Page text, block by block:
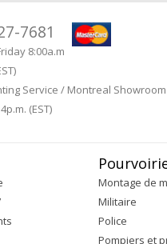
7681
8:00a.m
Service / Montreal
(EST)
Montage de
Militaire
Police
Pompiers et